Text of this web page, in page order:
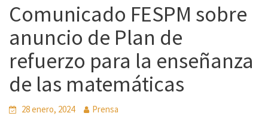
Comunicado FESPM sobre
anuncio de Plan de
refuerzo para la enseñanza
de las matemáticas
28 enero, 2024 Prensa